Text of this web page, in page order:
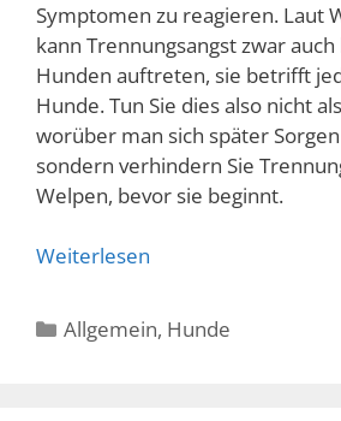
Symptomen zu reagieren. Laut
kann Trennungsangst zwar
Hunden auftreten, sie betrifft
Hunde. Tun Sie dies also nicht
worüber man sich später
sondern verhindern Sie
Welpen, bevor sie beginnt.
Weiterlesen
Kategorien
Allgemein, Hunde